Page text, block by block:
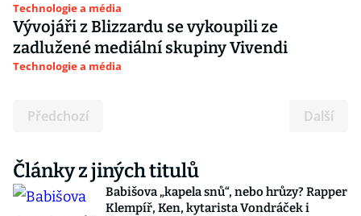
Technologie a média
Vývojáři z Blizzardu se vykoupili ze
zadlužené mediální skupiny Vivendi
Technologie a média
Předchozí Další
Články z jiných titulů
Babišova „kapela snů“, nebo hrůzy? Rapper
Klempíř, Ken, kytarista Vondráček i